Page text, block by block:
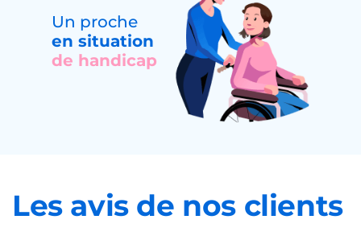
Un proche
en situation
de handicap
Les avis de nos clients